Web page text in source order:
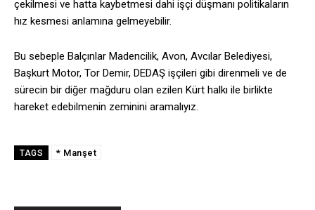
çekilmesi ve hatta kaybetmesi dahi işçi düşmanı politikaların
hız kesmesi anlamına gelmeyebilir.
Bu sebeple Balçınlar Madencilik, Avon, Avcılar Belediyesi,
Başkurt Motor, Tor Demir, DEDAŞ işçileri gibi direnmeli ve de
sürecin bir diğer mağduru olan ezilen Kürt halkı ile birlikte
hareket edebilmenin zeminini aramalıyız.
TAGS * Manşet